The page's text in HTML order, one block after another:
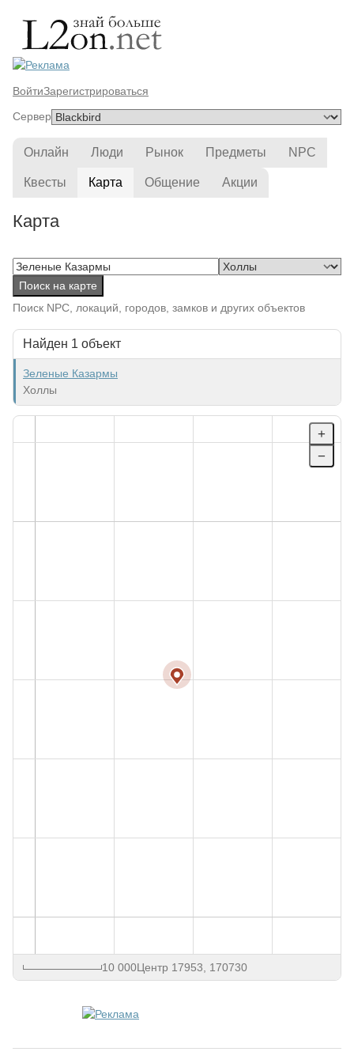
ВойтиЗарегистрироваться
Сервер
Онлайн Люди Рынок Предметы NPC
Квесты Карта Общение Акции
Карта
Поиск на карте
Поиск NPC, локаций, городов, замков и других объектов
Найден 1 объект
Зеленые Казармы
Холлы
+
−
10 000Центр 17953, 170730